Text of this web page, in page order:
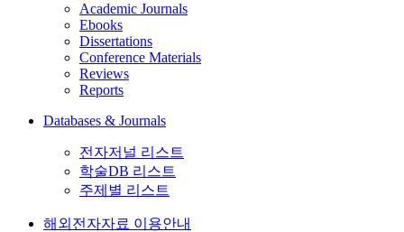
Academic Journals
Ebooks
Dissertations
Conference Materials
Reviews
Reports
Databases & Journals
전자저널 리스트
학술DB 리스트
주제별 리스트
해외전자자료 이용안내